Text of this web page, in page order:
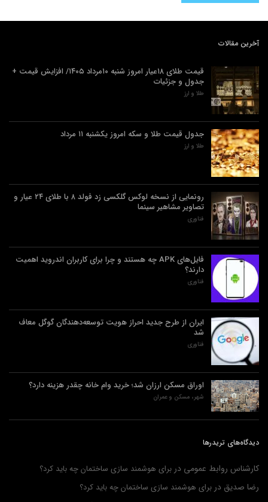
آخرین مقالات
قیمت طلای ۱۸عیار امروز شنبه ۱۰مرداد ۱۴۰۵/ افزایش قیمت +
جدول و جزئیات
طلا و ارز
جدول قیمت طلا و سکه امروز یکشنبه ۱۱ مرداد
طلا و ارز
رونمایی از نسخه لوکس گلکسی زد فولد ۸ با طلای ۲۴ عیار و
تصاویر مشاهیر سینما
فناوری
فایل‌های APK چه هستند و چرا برای کاربران اندروید اهمیت
دارند؟
فناوری
ایران از طرح جدید احراز هویت توسعه‌دهندگان گوگل معاف
شد
فناوری
اوراق مسکن ارزان شد؛ خرید وام خانه چقدر هزینه دارد؟
شهر، مسکن و عمران
دیدگاه‌های تریدرها
کارشناس روابط عمومی در برای هوشمند سازی ساختمان چه باید کرد؟
رضا صدیق در برای هوشمند سازی ساختمان چه باید کرد؟